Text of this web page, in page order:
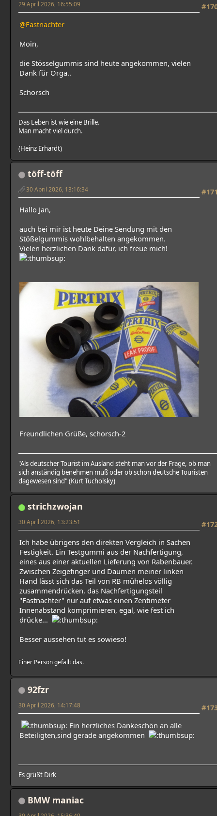
29 April 2026, 16:55:09
@Fastnachter
Moin,
die Stösselgummis sind heute angekommen, vielen
Dank für Orga..
Schorsch
Das Leben ist wie eine Brille.
Man macht viel durch.
(Heinz Erhardt)
töff-töff
30 April 2026, 13:16:34
Hallo Jan,
auch bei mir ist heute Deine Sendung mit den
Stößelgummis wohlbehalten angekommen.
Vielen herzlichen Dank dafür, ich freue mich!
Freundlichen Grüße, schorsch-2
"Als deutscher Tourist im Ausland steht man vor der Frage, ob man
sich anständig benehmen muß oder ob schon deutsche Touristen
dagewesen sind" (Kurt Tucholsky)
strichzwojan
30 April 2026, 13:23:51
Ich habe übrigens den direkten Vergleich in Sachen
Festigkeit. Ein Testgummi aus der Nachfertigung,
eines aus einer aktuellen Lieferung von Rabenbauer.
Zwischen Zeigefinger und Daumen meiner linken
Hand lässt sich das Teil von RB mühelos völlig
zusammendrücken, das Nachfertigungsteil
"Fastnachter" nur auf etwas einen Zentimeter
Innenabstand komprimieren, egal, wie fest ich
drücke...
Besser aussehen tut es sowieso!
Einer Person gefällt das.
92fzr
30 April 2026, 14:17:48
Ein herzliches Dankeschön an alle
Beteiligten,sind gerade angekommen
Es grüßt Dirk
BMW maniac